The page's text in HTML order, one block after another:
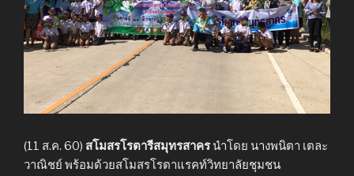
(11 ส.ค. 60) สโมสรโรตารีสมุทรสาครนำโดย นางพนิตา เตละ
วาณิชย์ พร้อมด้วยสโมสรโรตาแรคท์วิทยาลัยชุมชน